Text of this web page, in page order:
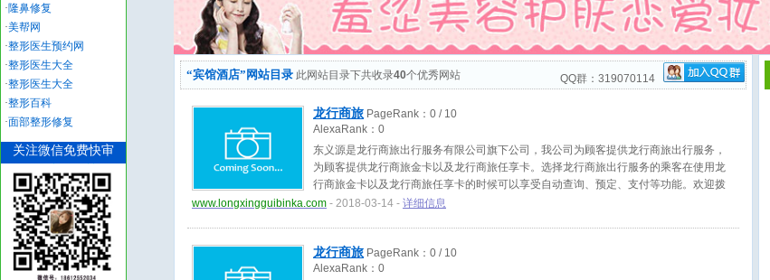
QQ群：319070114
“宾馆酒店”网站目录 此网站目录下共收录40个优秀网站
龙行商旅 PageRank： 0 / 10
AlexaRank： 0
东义源是龙行商旅出行服务有限公司旗下公司，我公司为顾客提供龙行商旅出行服务，
为顾客提供龙行商旅金卡以及龙行商旅任享卡。选择龙行商旅出行服务的乘客在使用龙
行商旅金卡以及龙行商旅任享卡的时候可以享受自动查询、预定、支付等功能。欢迎拨
打咨询电话：4000777671
www.longxingguibinka.com - 2018-03-14 - 详细信息
龙行商旅 PageRank： 0 / 10
AlexaRank： 0
·隆鼻修复
·美帮网
·整形医生预约网
·整形医生大全
·整形医生大全
·整形百科
·面部整形修复
关注微信免费快审